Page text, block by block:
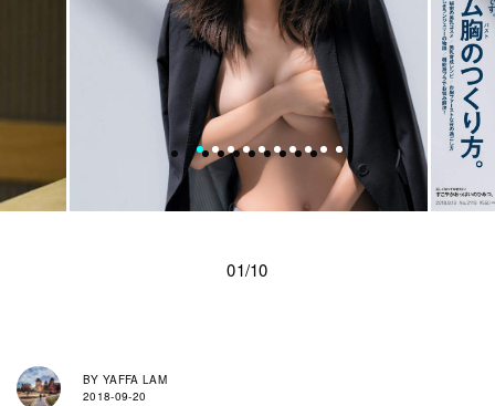
01/10
BY YAFFA LAM
2018-09-20